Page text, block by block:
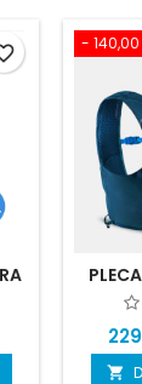
- 140,00
